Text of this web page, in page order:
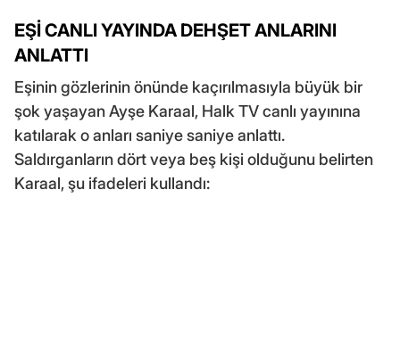
EŞİ CANLI YAYINDA DEHŞET ANLARINI
ANLATTI
Eşinin gözlerinin önünde kaçırılmasıyla büyük bir
şok yaşayan Ayşe Karaal, Halk TV canlı yayınına
katılarak o anları saniye saniye anlattı.
Saldırganların dört veya beş kişi olduğunu belirten
Karaal, şu ifadeleri kullandı: